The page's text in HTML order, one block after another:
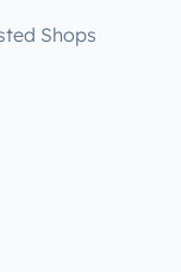
Shops